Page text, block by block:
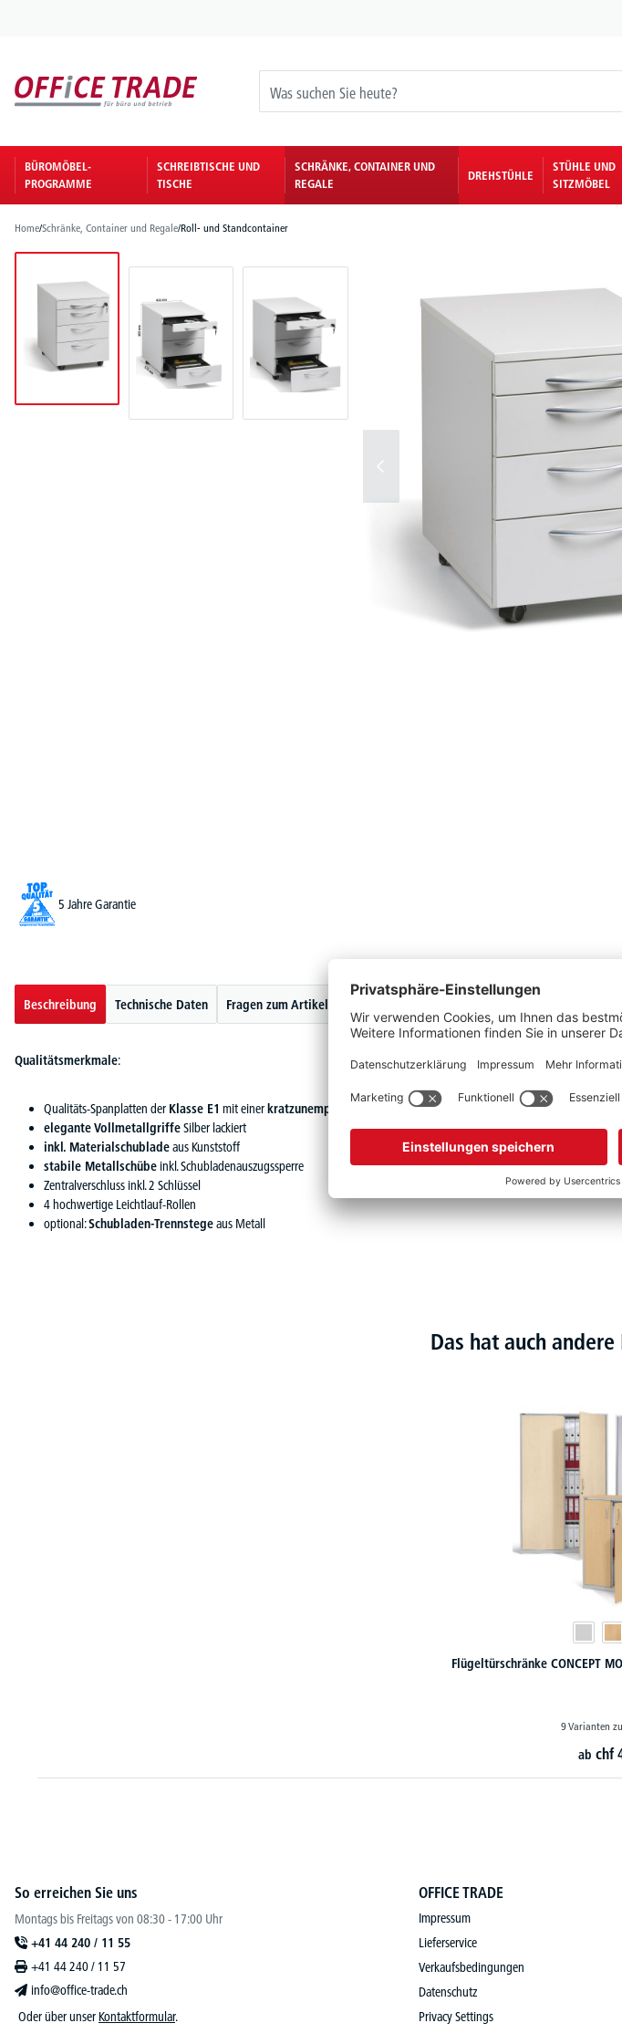
BÜROMÖBEL-
PROGRAMME
SCHREIBTISCHE UND
TISCHE
SCHRÄNKE, CONTAINER UND
REGALE
DREHSTÜHLE
STÜHLE UND
SITZMÖBEL
Home/Schränke, Container und Regale/Roll- und Standcontainer
5 Jahre Garantie
Beschreibung Technische Daten Fragen zum Artikel
Qualitätsmerkmale:
Qualitäts-Spanplatten der Klasse E1 mit einerkratzunempfindlichen
Melaminharzbeschichtung
elegante VollmetallgriffeSilber lackiert
inkl. Materialschubladeaus Kunststoff
stabile Metallschübeinkl. Schubladenauszugssperre
Zentralverschluss inkl. 2 Schlüssel
4 hochwertige Leichtlauf-Rollen
optional:Schubladen-Trennstegeaus Metall
Das hat auch
So erreichen Sie uns
Montags bis Freitags von 08:30 - 17:00 Uhr
+41 44 240 / 11 55
+41 44 240 / 11 57
info@office-trade.ch
Oder über unser Kontaktformular.
OFFICE TRADE
Impressum
Lieferservice
Verkaufsbedingungen
Datenschutz
Privacy Settings